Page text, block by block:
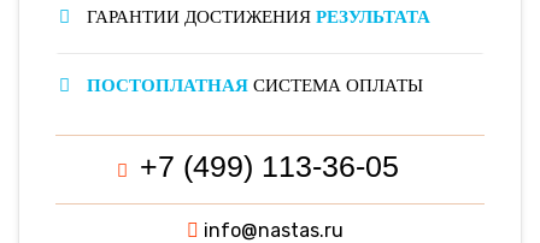
ГАРАНТИИ ДОСТИЖЕНИЯ РЕЗУЛЬТАТА
ПОСТОПЛАТНАЯ СИСТЕМА ОПЛАТЫ
+7 (499) 113-36-05
info@nastas.ru